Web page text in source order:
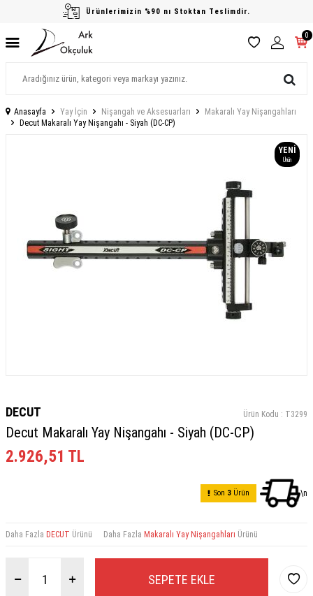
Ürünlerimizin %90 nı Stoktan Teslimdir.
0
Anasayfa Yay İçin Nişangah ve Aksesuarları
Makaralı Yay Nişangahları
Decut Makaralı Yay Nişangahı - Siyah (DC-CP)
YENI
Ürün
DECUT Ürün Kodu : T3299
Decut Makaralı Yay Nişangahı - Siyah (DC-CP)
2.926,51 TL
Son 3 Ürün \n
Daha Fazla DECUT Ürünü Daha Fazla Makaralı Yay Nişangahları Ürünü
SEPETE EKLE